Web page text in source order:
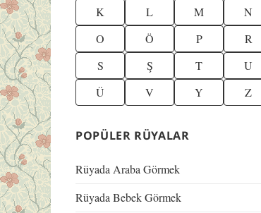
K
L M
N
O
Ö P
R
S
Ş T
U
Ü
V Y Z
POPÜLER RÜYALAR
Rüyada Araba Görmek
Rüyada Bebek Görmek